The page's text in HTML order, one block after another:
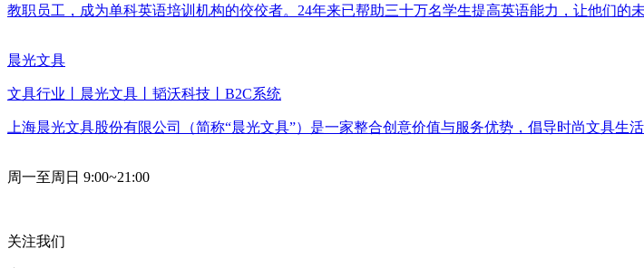
教职员工，成为单科英语培训机构的佼佼者。24年来已帮助三十万名学生提高英语能力，让他们的
晨光文具
文具行业丨晨光文具丨韬沃科技丨B2C系统
上海晨光文具股份有限公司（简称“晨光文具”）是一家整合创意价值与服务优势，倡导时尚文具生
周一至周日 9:00~21:00
关注我们